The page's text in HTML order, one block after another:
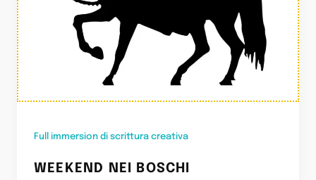
Full immersion di scrittura creativa
WEEKEND NEI BOSCHI